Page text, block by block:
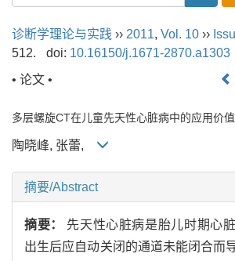
诊断学理论与实践 ›› 2011, Vol. 10 ››
512.
doi: 10.16150/j.1671-2870.a1303
• 论文 •
多层螺旋CT在儿童先天性心脏病中的应用价值
陶晓峰, 张蕾,
摘要/Abstract
摘要： 先天性心脏病是胎儿时期心
出生后应自动关闭的通道未能闭合而